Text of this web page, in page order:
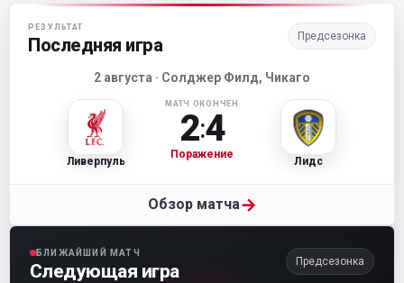
Матч-центр «Ливерпуля»
РЕЗУЛЬТАТ
Последняя игра Предсезонка
2 августа · Солджер Филд, Чикаго
Ливерпуль
МАТЧ ОКОНЧЕН
2:4
Поражение
Лидс
Обзор матча→
БЛИЖАЙШИЙ МАТЧ
Следующая игра Предсезонка